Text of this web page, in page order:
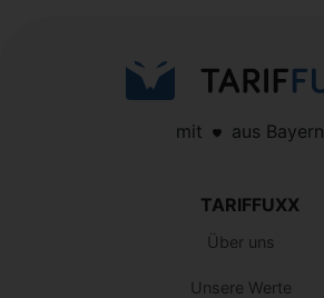
mit aus Bayern
TARIFFUXX
Über uns
Unsere Werte